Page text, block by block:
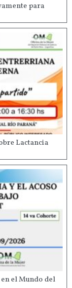
para
Lactancia
el Mundo del